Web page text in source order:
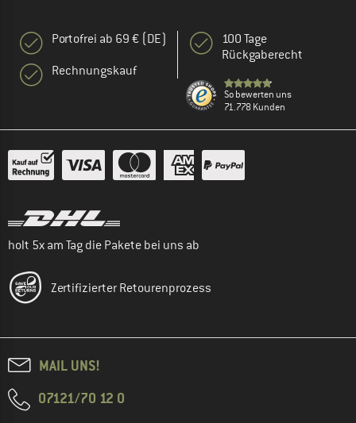
Portofrei ab 69 € (DE)
Rechnungskauf
100 Tage
Rückgaberecht
So bewerten uns
71.778 Kunden
holt 5x am Tag die Pakete bei uns ab
Zertifizierter Retourenprozess
MAIL UNS!
07121/70 12 0